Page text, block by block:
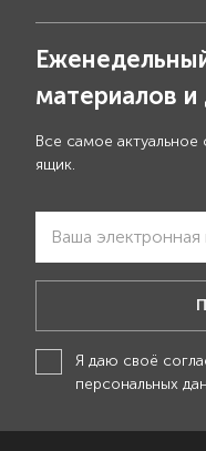
материалов и
Все самое
ящик.
Я даю своё
персональных